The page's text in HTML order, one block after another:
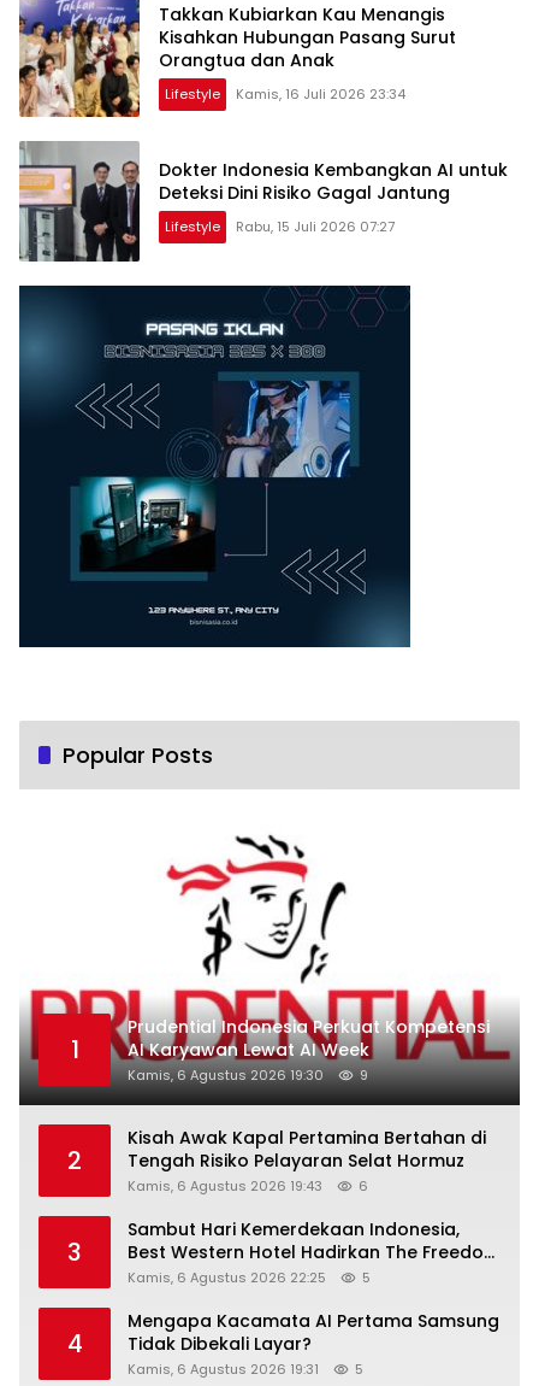
Takkan Kubiarkan Kau Menangis
Kisahkan Hubungan Pasang Surut
Orangtua dan Anak
Lifestyle Kamis, 16 Juli 2026 23:34
Dokter Indonesia Kembangkan AI untuk
Deteksi Dini Risiko Gagal Jantung
Lifestyle Rabu, 15 Juli 2026 07:27
Popular Posts
1
Prudential Indonesia Perkuat Kompetensi
AI Karyawan Lewat AI Week
Kamis, 6 Agustus 2026 19:30 9
2
Kisah Awak Kapal Pertamina Bertahan di
Tengah Risiko Pelayaran Selat Hormuz
Kamis, 6 Agustus 2026 19:43 6
3
Sambut Hari Kemerdekaan Indonesia,
Best Western Hotel Hadirkan The Freedom
Stay Diskon Hingga 45%
Kamis, 6 Agustus 2026 22:25 5
4
Mengapa Kacamata AI Pertama Samsung
Tidak Dibekali Layar?
Kamis, 6 Agustus 2026 19:31 5